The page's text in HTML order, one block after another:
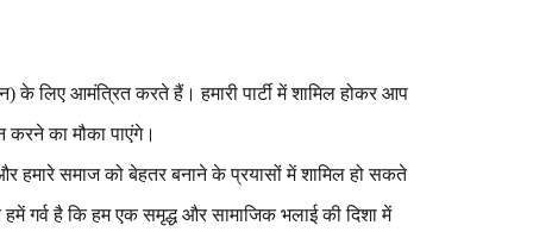
के लिए आमंत्रित करते हैं। हमारी पार्टी में शामिल होकर आप
करने का मौका पाएंगे।
हमारे समाज को बेहतर बनाने के प्रयासों में शामिल हो सकते
गर्व है कि हम एक समृद्ध और सामाजिक भलाई की दिशा में